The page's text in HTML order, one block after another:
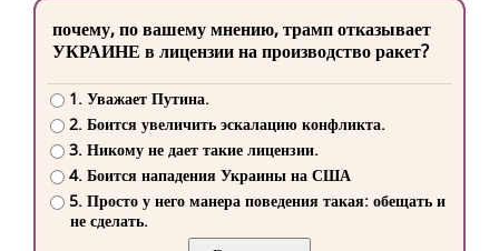
почему, по вашему мнению, трамп отказывает
УКРАИНЕ в лицензии на производство ракет?
1. Уважает Путина.
2. Боится увеличить эскалацию конфликта.
3. Никому не дает такие лицензии.
4. Боится нападения Украины на США
5. Просто у него манера поведения такая: обещать и
не сделать.